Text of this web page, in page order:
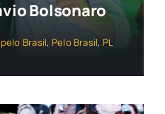
Bolsonaro
Brasil, Pelo Brasil, PL